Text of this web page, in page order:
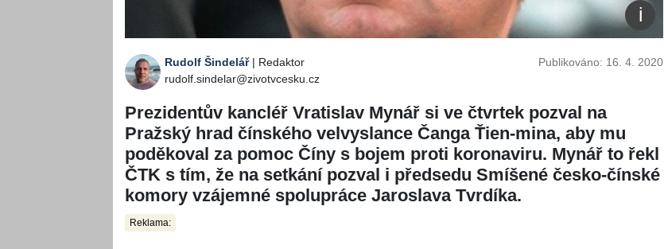
Rudolf Šindelář| Redaktor
rudolf.sindelar@zivotvcesku.cz
Publikováno: 16. 4. 2020
Prezidentův kancléř Vratislav Mynář si ve čtvrtek pozval na
Pražský hrad čínského velvyslance Čanga Ťien-mina, aby mu
poděkoval za pomoc Číny s bojem proti koronaviru. Mynář to řekl
ČTK s tím, že na setkání pozval i předsedu Smíšené česko-čínské
komory vzájemné spolupráce Jaroslava Tvrdíka.
Reklama: